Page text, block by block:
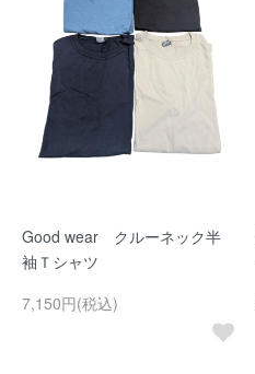
Good wear クルーネック半
袖Ｔシャツ
7,150円(税込)